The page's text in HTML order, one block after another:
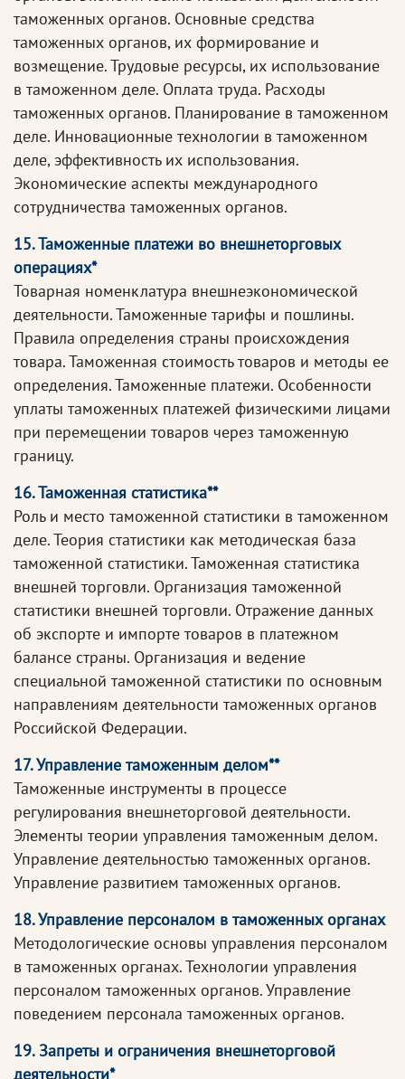
таможенных органов. Основные средства
таможенных органов, их формирование и
возмещение. Трудовые ресурсы, их использование
в таможенном деле. Оплата труда. Расходы
таможенных органов. Планирование в таможенном
деле. Инновационные технологии в таможенном
деле, эффективность их использования.
Экономические аспекты международного
сотрудничества таможенных органов.
15. Таможенные платежи во внешнеторговых
операциях*
Товарная номенклатура внешнеэкономической
деятельности. Таможенные тарифы и пошлины.
Правила определения страны происхождения
товара. Таможенная стоимость товаров и методы ее
определения. Таможенные платежи. Особенности
уплаты таможенных платежей физическими лицами
при перемещении товаров через таможенную
границу.
16. Таможенная статистика**
Роль и место таможенной статистики в таможенном
деле. Теория статистики как методическая база
таможенной статистики. Таможенная статистика
внешней торговли. Организация таможенной
статистики внешней торговли. Отражение данных
об экспорте и импорте товаров в платежном
балансе страны. Организация и ведение
специальной таможенной статистики по основным
направлениям деятельности таможенных органов
Российской Федерации.
17. Управление таможенным делом**
Таможенные инструменты в процессе
регулирования внешнеторговой деятельности.
Элементы теории управления таможенным делом.
Управление деятельностью таможенных органов.
Управление развитием таможенных органов.
18. Управление персоналом в таможенных органах
Методологические основы управления персоналом
в таможенных органах. Технологии управления
персоналом таможенных органов. Управление
поведением персонала таможенных органов.
19. Запреты и ограничения внешнеторговой
деятельности*